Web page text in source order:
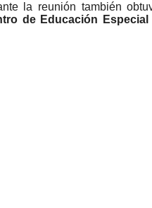
la reunión también
de Educación